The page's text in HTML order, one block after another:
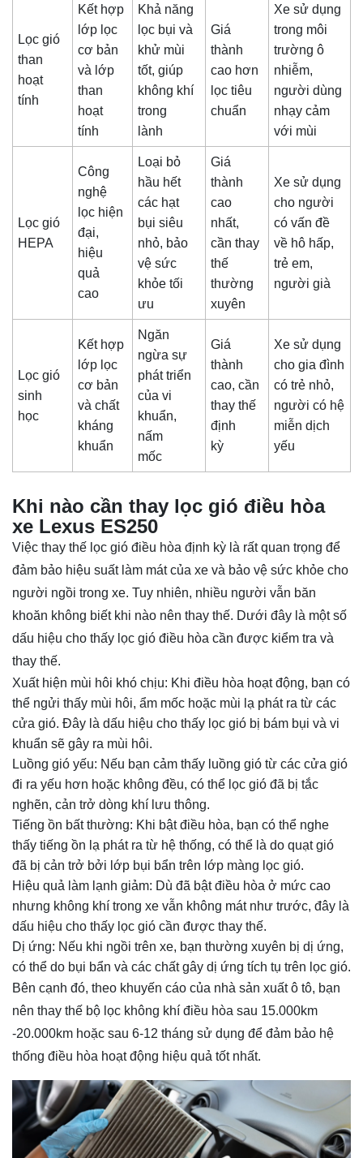
Lọc gió
than
hoạt
tính
Kết hợp
lớp lọc
cơ bản
và lớp
than
hoạt
tính
Khả năng
lọc bụi và
khử mùi
tốt, giúp
không khí
trong
lành
Giá
thành
cao hơn
lọc tiêu
chuẩn
Xe sử dụng
trong môi
trường ô
nhiễm,
người dùng
nhạy cảm
với mùi
Lọc gió
HEPA
Công
nghệ
lọc hiện
đại,
hiệu
quả
cao
Loại bỏ
hầu hết
các hạt
bụi siêu
nhỏ, bảo
vệ sức
khỏe tối
ưu
Giá
thành
cao
nhất,
cần thay
thế
thường
xuyên
Xe sử dụng
cho người
có vấn đề
về hô hấp,
trẻ em,
người già
Lọc gió
sinh
học
Kết hợp
lớp lọc
cơ bản
và chất
kháng
khuẩn
Ngăn
ngừa sự
phát triển
của vi
khuẩn,
nấm
mốc
Giá
thành
cao, cần
thay thế
định
kỳ
Xe sử dụng
cho gia đình
có trẻ nhỏ,
người có hệ
miễn dịch
yếu
Khi nào cần thay lọc gió điều hòa
xe Lexus ES250
Việc thay thế lọc gió điều hòa định kỳ là rất quan trọng để
đảm bảo hiệu suất làm mát của xe và bảo vệ sức khỏe cho
người ngồi trong xe. Tuy nhiên, nhiều người vẫn băn
khoăn không biết khi nào nên thay thế. Dưới đây là một số
dấu hiệu cho thấy lọc gió điều hòa cần được kiểm tra và
thay thế.
Xuất hiện mùi hôi khó chịu: Khi điều hòa hoạt động, bạn có
thể ngửi thấy mùi hôi, ẩm mốc hoặc mùi lạ phát ra từ các
cửa gió. Đây là dấu hiệu cho thấy lọc gió bị bám bụi và vi
khuẩn sẽ gây ra mùi hôi.
Luồng gió yếu: Nếu bạn cảm thấy luồng gió từ các cửa gió
đi ra yếu hơn hoặc không đều, có thể lọc gió đã bị tắc
nghẽn, cản trở dòng khí lưu thông.
Tiếng ồn bất thường: Khi bật điều hòa, bạn có thể nghe
thấy tiếng ồn lạ phát ra từ hệ thống, có thể là do quạt gió
đã bị cản trở bởi lớp bụi bẩn trên lớp màng lọc gió.
Hiệu quả làm lạnh giảm: Dù đã bật điều hòa ở mức cao
nhưng không khí trong xe vẫn không mát như trước, đây là
dấu hiệu cho thấy lọc gió cần được thay thế.
Dị ứng: Nếu khi ngồi trên xe, bạn thường xuyên bị dị ứng,
có thể do bụi bẩn và các chất gây dị ứng tích tụ trên lọc gió.
Bên cạnh đó, theo khuyến cáo của nhà sản xuất ô tô, bạn
nên thay thế bộ lọc không khí điều hòa sau 15.000km
-20.000km hoặc sau 6-12 tháng sử dụng để đảm bảo hệ
thống điều hòa hoạt động hiệu quả tốt nhất.